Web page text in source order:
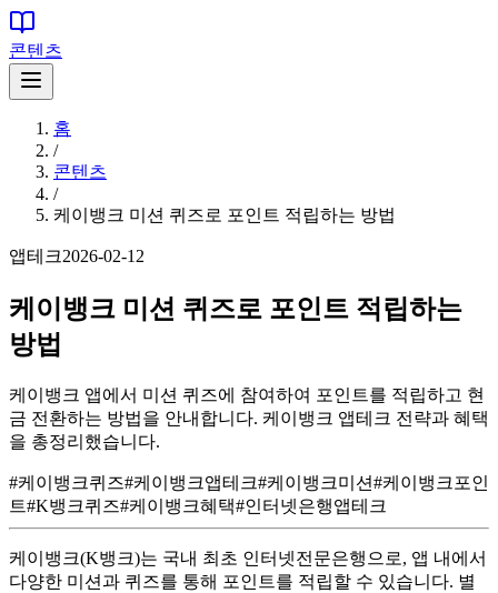
콘텐츠
홈
/
콘텐츠
/
케이뱅크 미션 퀴즈로 포인트 적립하는 방법
앱테크2026-02-12
케이뱅크 미션 퀴즈로 포인트 적립하는
방법
케이뱅크 앱에서 미션 퀴즈에 참여하여 포인트를 적립하고 현
금 전환하는 방법을 안내합니다. 케이뱅크 앱테크 전략과 혜택
을 총정리했습니다.
#케이뱅크퀴즈#케이뱅크앱테크#케이뱅크미션#케이뱅크포인
트#K뱅크퀴즈#케이뱅크혜택#인터넷은행앱테크
케이뱅크(K뱅크)는 국내 최초 인터넷전문은행으로, 앱 내에서
다양한 미션과 퀴즈를 통해 포인트를 적립할 수 있습니다. 별